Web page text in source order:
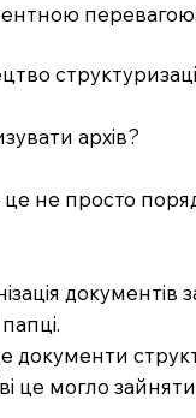
архів?
не просто
документів
документи
це могло